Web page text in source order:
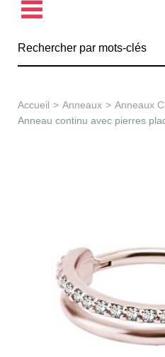
Découvrir la collection
Accueil > Anneaux > Anneaux
Anneau continu avec pierres